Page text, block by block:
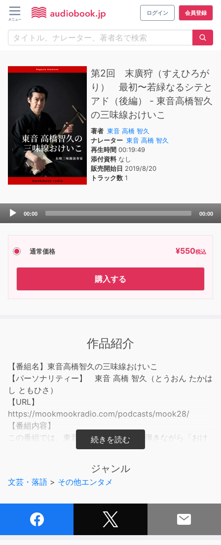
ログイン 会員登録
第2回 末廣狩（すえひろが
り） 最初〜若緑なるシテと
アド（後編） - 東音高橋智久
の三味線おけいこ
著者 東音 高橋 智久
ナレーター 東音 高橋 智久
再生時間 00:19:49
添付資料なし
販売開始日 2019/8/20
トラック数 1
Audio
Player
00:00 00:00
通常価格 ¥550税込
購入する
作品紹介
【番組名】東音高橋智久の三味線おけいこ
【パーソナリティー】 東音 高橋 智久（とうおん たかは
し ともひさ）
【URL】
https://mookmookradio.com/podcasts/mook28/
【番組内容】
この番組では、東音高橋智久が実際に 弾きながら「おけ
いこ」をつけていきます。
線のことを知ってもらおうと、
ゲストトークやワンポイントお稽古を配信してきました。
これから お三味線を始めたい方、
ジャンル
文芸・落語 > その他エンタメ